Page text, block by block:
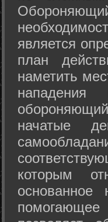
является
план
наметить
нападения
начатые
которым
основанное